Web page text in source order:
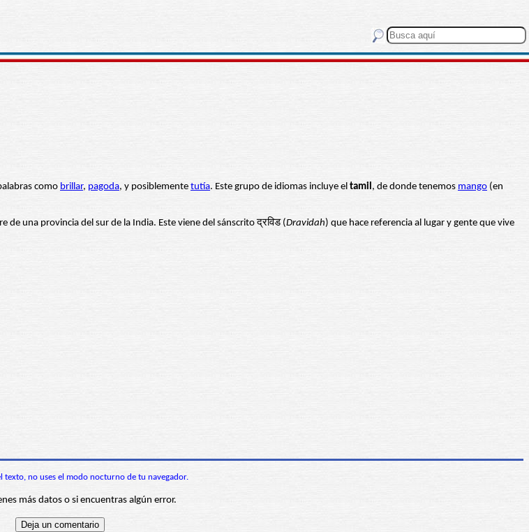
como brillar, pagoda, y posiblemente tutía. Este grupo de idiomas incluye el tamil, de donde tenemos mango (en
una provincia del sur de la India. Este viene del sánscrito द्रविड (Dravidah) que hace referencia al lugar y gente que vive
texto, no uses el modo nocturno de tu navegador.
más datos o si encuentras algún error.